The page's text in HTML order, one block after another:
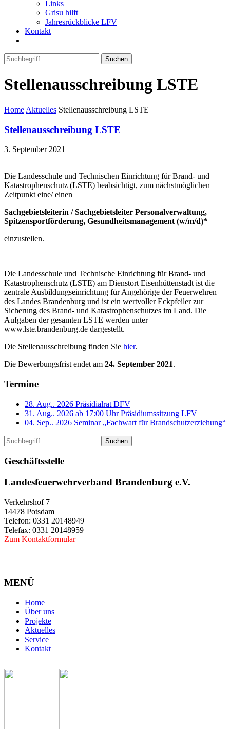
Links
Grisu hilft
Jahresrückblicke LFV
Kontakt
Suchen
Stellenausschreibung LSTE
Home Aktuelles Stellenausschreibung LSTE
Stellenausschreibung LSTE
3. September 2021
Die Landesschule und Technischen Einrichtung für Brand- und
Katastrophenschutz (LSTE) beabsichtigt, zum nächstmöglichen
Zeitpunkt eine/ einen
Sachgebietsleiterin / Sachgebietsleiter Personalverwaltung,
Spitzensportförderung, Gesundheitsmanagement (w/m/d)*
einzustellen.
Die Landesschule und Technische Einrichtung für Brand- und
Katastrophenschutz (LSTE) am Dienstort Eisenhüttenstadt ist die
zentrale Ausbildungseinrichtung für Angehörige der Feuerwehren
des Landes Brandenburg und ist ein wertvoller Eckpfeiler zur
Sicherung des Brand- und Katastrophenschutzes im Land. Die
Aufgaben der gesamten LSTE werden unter
www.lste.brandenburg.de dargestellt.
Die Stellenausschreibung finden Sie hier.
Die Bewerbungsfrist endet am 24. September 2021.
Termine
28. Aug.. 2026 Präsidialrat DFV
31. Aug.. 2026 ab 17:00 Uhr Präsidiumssitzung LFV
04. Sep.. 2026 Seminar „Fachwart für Brandschutzerziehung“
Suchen
Geschäftsstelle
Landesfeuerwehrverband Brandenburg e.V.
Verkehrshof 7
14478 Potsdam
Telefon: 0331 20148949
Telefax: 0331 20148959
Zum Kontaktformular
MENÜ
Home
Über uns
Projekte
Aktuelles
Service
Kontakt